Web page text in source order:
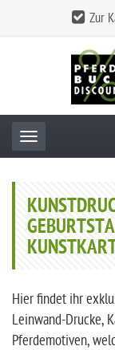
Zur
Toggle navigation
Hier findet ihr
Leinwand-Drucke,
Pferdemotiven,